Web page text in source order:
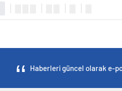
Haberleri güncel olarak e-